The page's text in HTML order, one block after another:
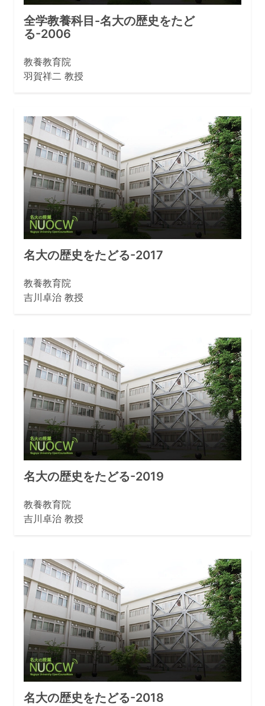
全学教養科目-名大の歴史をたど
る-2006
教養教育院
羽賀祥二 教授
名大の歴史をたどる-2017
教養教育院
吉川卓治 教授
名大の歴史をたどる-2019
教養教育院
吉川卓治 教授
名大の歴史をたどる-2018